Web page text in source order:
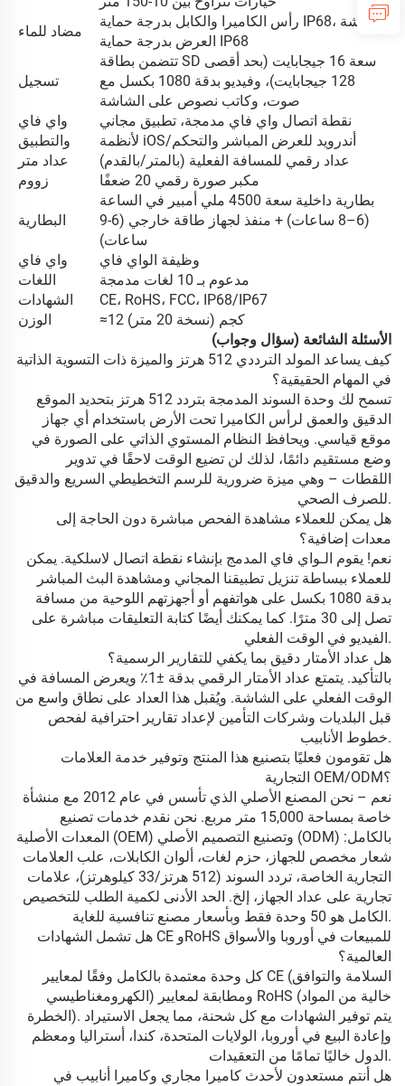
مضاد للماء
رأس الكاميرا والكابل بدرجة حماية IP68، شاشة
العرض بدرجة حماية IP68
تسجيل
تتضمن بطاقة SD سعة 16 جيجابايت (بحد أقصى
128 جيجابايت)، وفيديو بدقة 1080 بكسل مع
صوت، وكاتب نصوص على الشاشة
واي فاي
والتطبيق
نقطة اتصال واي فاي مدمجة، تطبيق مجاني
لأنظمة iOS/أندرويد للعرض المباشر والتحكم
عداد متر
عداد رقمي للمسافة الفعلية (بالمتر/بالقدم)
زووم
مكبر صورة رقمي 20 ضعفًا
البطارية
بطارية داخلية سعة 4500 ملي أمبير في الساعة
(6–8 ساعات) + منفذ لجهاز طاقة خارجي (6-9
ساعات)
واي فاي
وظيفة الواي فاي
اللغات
مدعوم بـ 10 لغات مدمجة
الشهادات
CE، RoHS، FCC، IP68/IP67
الوزن
≈12 كجم (نسخة 20 متر)
الأسئلة الشائعة (سؤال وجواب)
كيف يساعد المولد الترددي 512 هرتز والميزة ذات التسوية الذاتية
في المهام الحقيقية؟
تسمح لك وحدة السوند المدمجة بتردد 512 هرتز بتحديد الموقع
الدقيق والعمق لرأس الكاميرا تحت الأرض باستخدام أي جهاز
موقع قياسي. ويحافظ النظام المستوي الذاتي على الصورة في
وضع مستقيم دائمًا، لذلك لن تضيع الوقت لاحقًا في تدوير
اللقطات – وهي ميزة ضرورية للرسم التخطيطي السريع والدقيق
للصرف الصحي.
هل يمكن للعملاء مشاهدة الفحص مباشرة دون الحاجة إلى
معدات إضافية؟
نعم! يقوم الـواي فاي المدمج بإنشاء نقطة اتصال لاسلكية. يمكن
للعملاء ببساطة تنزيل تطبيقنا المجاني ومشاهدة البث المباشر
بدقة 1080 بكسل على هواتفهم أو أجهزتهم اللوحية من مسافة
تصل إلى 30 مترًا. كما يمكنك أيضًا كتابة التعليقات مباشرة على
الفيديو في الوقت الفعلي.
هل عداد الأمتار دقيق بما يكفي للتقارير الرسمية؟
بالتأكيد. يتمتع عداد الأمتار الرقمي بدقة ±1٪ ويعرض المسافة في
الوقت الفعلي على الشاشة. ويُقبل هذا العداد على نطاق واسع من
قبل البلديات وشركات التأمين لإعداد تقارير احترافية لفحص
خطوط الأنابيب.
هل تقومون فعليًا بتصنيع هذا المنتج وتوفير خدمة العلامات
التجارية OEM/ODM؟
نعم – نحن المصنع الأصلي الذي تأسس في عام 2012 مع منشأة
خاصة بمساحة 15,000 متر مربع. نحن نقدم خدمات تصنيع
المعدات الأصلية (OEM) وتصنيع التصميم الأصلي (ODM) بالكامل:
شعار مخصص للجهاز، حزم لغات، ألوان الكابلات، علب العلامات
التجارية الخاصة، تردد السوند (512 هرتز/33 كيلوهرتز)، علامات
تجارية على عداد الجهاز، إلخ. الحد الأدنى لكمية الطلب للتخصيص
الكامل هو 50 وحدة فقط وبأسعار مصنع تنافسية للغاية.
هل تشمل الشهادات CE وRoHS للمبيعات في أوروبا والأسواق
العالمية؟
كل وحدة معتمدة بالكامل وفقًا لمعايير CE (السلامة والتوافق
الكهرومغناطيسي) ومطابقة لمعايير RoHS (خالية من المواد
الخطرة). يتم توفير الشهادات مع كل شحنة، مما يجعل الاستيراد
وإعادة البيع في أوروبا، الولايات المتحدة، كندا، أستراليا ومعظم
الدول خاليًا تمامًا من التعقيدات.
هل أنتم مستعدون لأحدث كاميرا مجاري وكاميرا أنابيب في